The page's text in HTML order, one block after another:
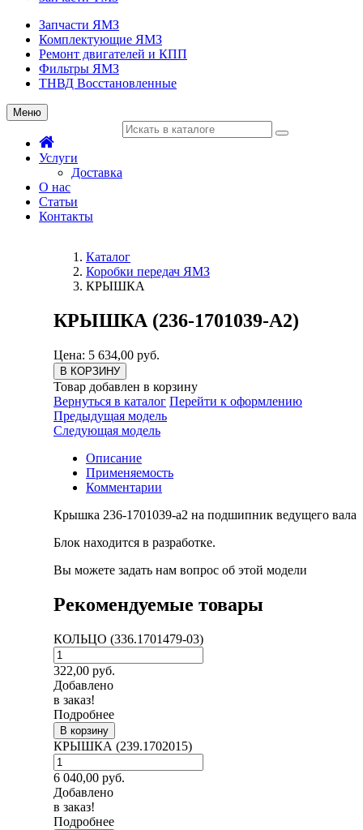
Запчасти ЯМЗ
Комплектующие ЯМЗ
Ремонт двигателей и КПП
Фильтры ЯМЗ
ТНВД Восстановленные
Меню
Услуги
Доставка
О нас
Статьи
Контакты
Каталог
Коробки передач ЯМЗ
КРЫШКА
КРЫШКА (236-1701039-А2)
Цена: 5 634,00 руб.
В КОРЗИНУ
Товар добавлен в корзину
Вернуться в каталог Перейти к оформлению
Предыдущая модель
Следующая модель
Описание
Применяемость
Комментарии
Крышка 236-1701039-а2 на подшипник ведущего вала
Блок находится в разработке.
Вы можете задать нам вопрос об этой модели
Рекомендуемые товары
КОЛЬЦО (336.1701479-03)
322,00 руб.
Добавлено
в заказ!
Подробнее
В корзину
КРЫШКА (239.1702015)
6 040,00 руб.
Добавлено
в заказ!
Подробнее